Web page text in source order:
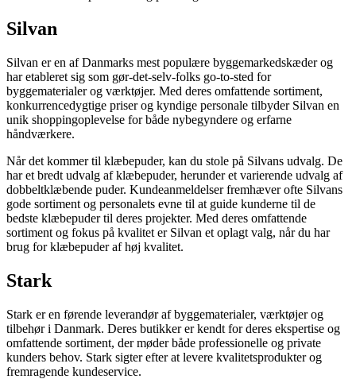
Silvan
Silvan er en af Danmarks mest populære byggemarkedskæder og
har etableret sig som gør-det-selv-folks go-to-sted for
byggematerialer og værktøjer. Med deres omfattende sortiment,
konkurrencedygtige priser og kyndige personale tilbyder Silvan en
unik shoppingoplevelse for både nybegyndere og erfarne
håndværkere.
Når det kommer til klæbepuder, kan du stole på Silvans udvalg. De
har et bredt udvalg af klæbepuder, herunder et varierende udvalg af
dobbeltklæbende puder. Kundeanmeldelser fremhæver ofte Silvans
gode sortiment og personalets evne til at guide kunderne til de
bedste klæbepuder til deres projekter. Med deres omfattende
sortiment og fokus på kvalitet er Silvan et oplagt valg, når du har
brug for klæbepuder af høj kvalitet.
Stark
Stark er en førende leverandør af byggematerialer, værktøjer og
tilbehør i Danmark. Deres butikker er kendt for deres ekspertise og
omfattende sortiment, der møder både professionelle og private
kunders behov. Stark sigter efter at levere kvalitetsprodukter og
fremragende kundeservice.